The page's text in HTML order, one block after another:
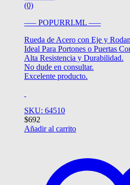
(0)
—– POPURRI.ML —–
Rueda de Acero con Eje y
Ideal Para Portones o Puertas
Alta Resistencia y Durabilidad.
No dude en consultar.
Excelente producto.
SKU: 64510
$692
Añadir al carrito